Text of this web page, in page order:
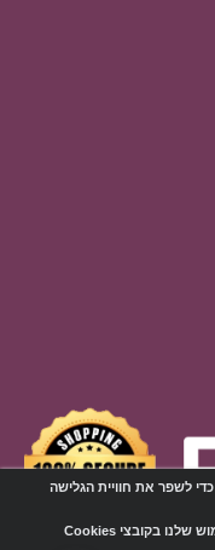
האתר שלנו משתמש בקובצי Cookies כדי לשפר את חוויית הגלישה
בלחיצה על "מאשר" אתה מסכים לשימוש שלנו בקובצי Cookies